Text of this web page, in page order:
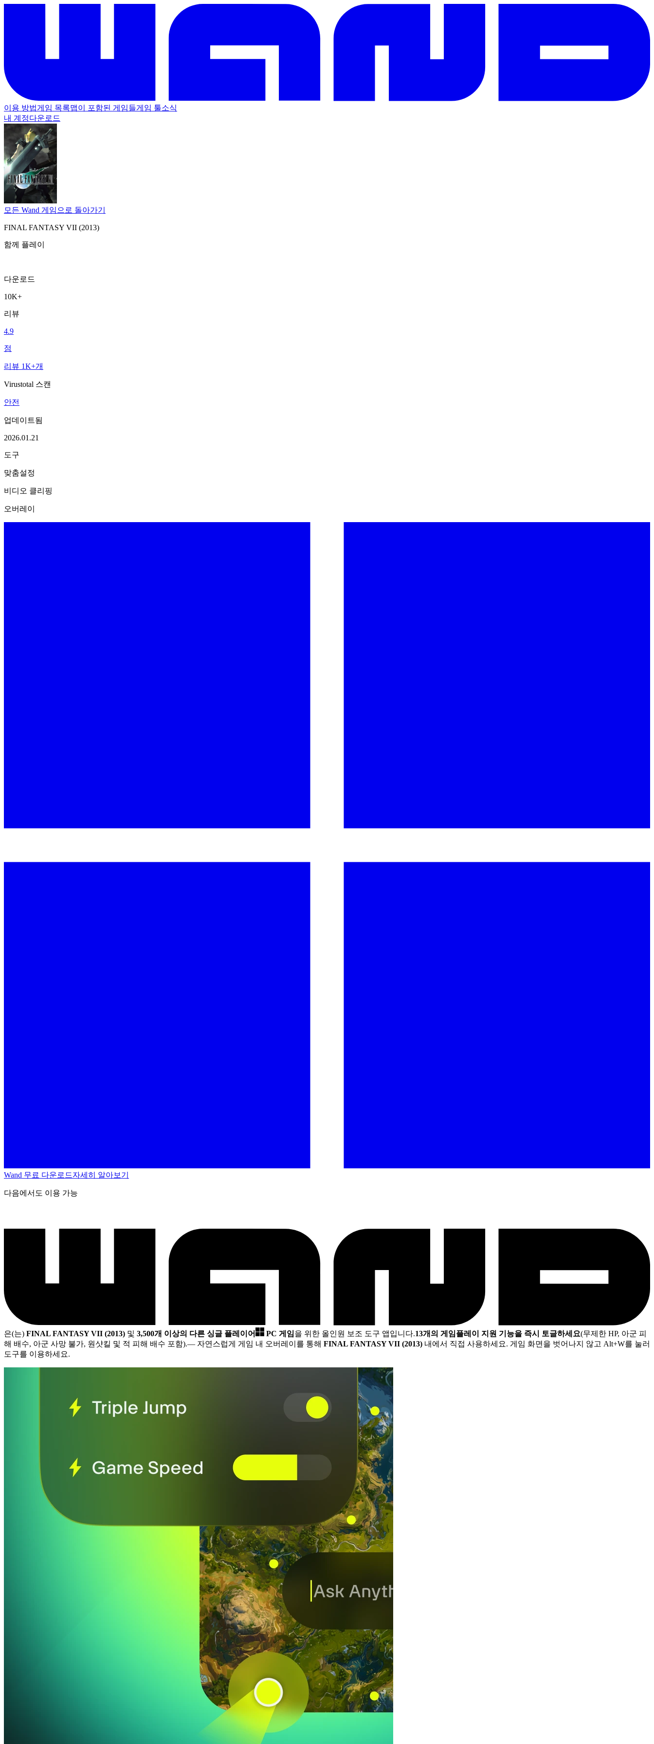
이용 방법게임 목록맵이 포함된 게임들게임 툴소식
내 계정다운로드
모든 Wand 게임으로 돌아가기
FINAL FANTASY VII (2013)
함께 플레이
다운로드
10K+
리뷰
4.9
점
리뷰 1K+개
Virustotal 스캔
안전
업데이트됨
2026.01.21
도구
맞춤설정
비디오 클리핑
오버레이
Wand 무료 다운로드자세히 알아보기
다음에서도 이용 가능
은(는) FINAL FANTASY VII (2013) 및 3,500개 이상의 다른 싱글 플레이어 PC 게임을 위한 올인원 보조 도구 앱입니다.13개의 게임플레이 지원 기능을 즉시 토글하세요(무제한 HP, 아군 피
해 배수, 아군 사망 불가, 원샷킬 및 적 피해 배수 포함).— 자연스럽게 게임 내 오버레이를 통해 FINAL FANTASY VII (2013) 내에서 직접 사용하세요. 게임 화면을 벗어나지 않고 Alt+W를 눌러
도구를 이용하세요.